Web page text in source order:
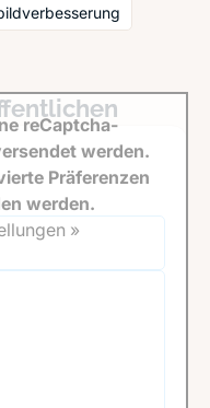
reCaptcha-
werden.
Präferenzen
werden.
»